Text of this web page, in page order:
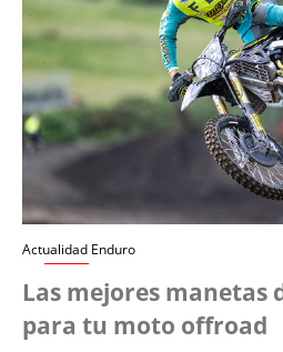
Actualidad Enduro
Las mejores manetas
para tu moto offroad